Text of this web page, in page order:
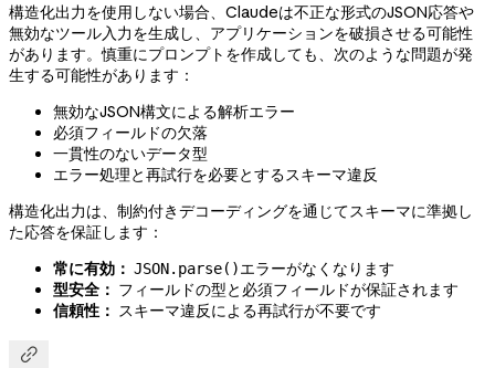
構造化出力を使用しない場合、Claudeは不正な形式のJSON応答や
無効なツール入力を生成し、アプリケーションを破損させる可能性
があります。慎重にプロンプトを作成しても、次のような問題が発
生する可能性があります：
無効なJSON構文による解析エラー
必須フィールドの欠落
一貫性のないデータ型
エラー処理と再試行を必要とするスキーマ違反
構造化出力は、制約付きデコーディングを通じてスキーマに準拠し
た応答を保証します：
常に有効： JSON.parse()エラーがなくなります
型安全： フィールドの型と必須フィールドが保証されます
信頼性： スキーマ違反による再試行が不要です
